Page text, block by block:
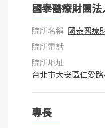
國泰醫療財團
院所名稱 國泰醫療
院所電話
院所地址
台北市大安區仁愛
專長